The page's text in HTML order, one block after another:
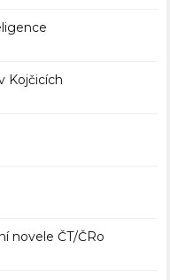
Kojčicích
novele ČT/ČRo